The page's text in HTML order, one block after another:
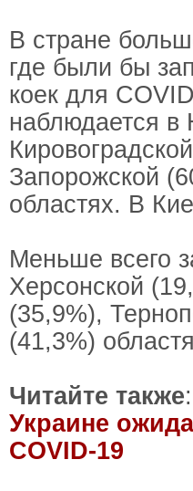
В стране
где были бы
коек для
наблюдается в
Запорожской
областях. В
Меньше всего
Херсонской
(35,9%),
(41,3%)
Читайте также:
Украине
COVID-19